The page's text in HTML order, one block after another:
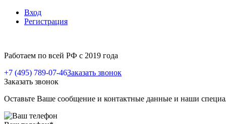
Вход
Регистрация
Работаем по всей РФ с 2019 года
+7 (495) 789-07-46Заказать звонок
Заказать звонок
Оставьте Ваше сообщение и контактные данные и наши